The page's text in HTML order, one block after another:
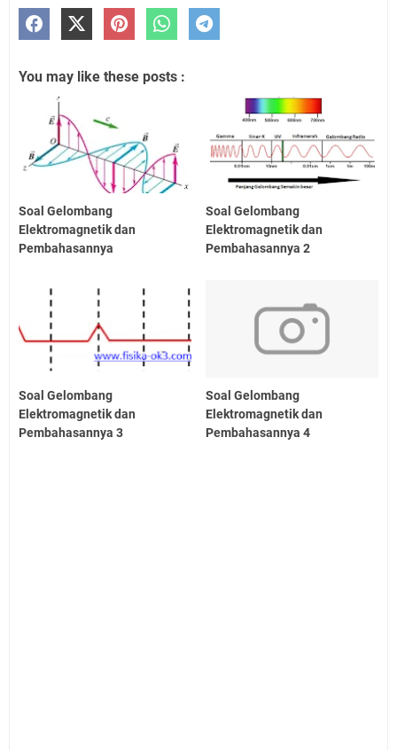
You may like these posts :
Soal Gelombang
Elektromagnetik dan
Pembahasannya
Soal Gelombang
Elektromagnetik dan
Pembahasannya 2
Soal Gelombang
Elektromagnetik dan
Pembahasannya 3
Soal Gelombang
Elektromagnetik dan
Pembahasannya 4